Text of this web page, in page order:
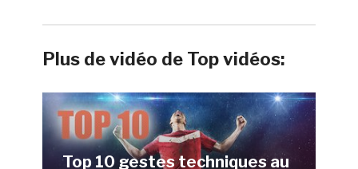
Plus de vidéo de Top vidéos:
Top 10 gestes techniques au